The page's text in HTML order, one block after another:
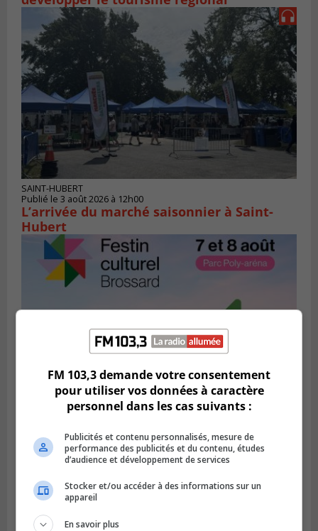
SAINT-HUBERT
Publié le 3 août 2026 à 12h00
L’arrivée du marché saisonnier à Saint-
Hubert
BROSSARD
Le Festin culturel rassemblera les familles
à Brossard
FM 103,3 demande votre consentement
pour utiliser vos données à caractère
personnel dans les cas suivants :
Publicités et contenu personnalisés, mesure de
performance des publicités et du contenu, études
d’audience et développement de services
Stocker et/ou accéder à des informations sur un
appareil
En savoir plus